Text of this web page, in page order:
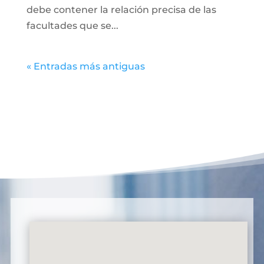
debe contener la relación precisa de las
facultades que se...
« Entradas más antiguas